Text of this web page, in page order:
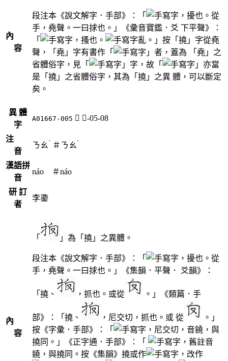
內
容
段注本《說文解字．手部》：「
，擾也。從
手，堯聲。一曰捄也。」《彙音寶鑑．爻 下平聲》：
「
，搔也。
亂。」按「撓」字從堯
聲，「堯」字有書作「
」者，蓋為 「堯」之
省體俗字，見「
」字，故「
」亦當
是「撓」之省體俗字，其為「撓」之異 體，可以斷定
矣。
異 體
字
A01667-005 𢪼 手-05-08
注
音
ㄋㄠ ˊ ＃ ㄋㄠ ˊ
漢語拼
音
náo ＃náo
研 訂
者
李鍌
內
容
「 」為「撓」之異體。
段注本《說文解字．手部》：「
，擾也。從
手，堯聲。一曰捄也。」《集韻．平聲． 爻韻》：
「撓、 ，抓也。或從 。」《類篇．手
部》：「撓、 ，尼交切，抓也。或 從
。」
按《字彙．手部》：「
，尼交切，音鐃，與
撓同。」《正字通．手部》：「
，舊註音
鐃，與撓同。按《集韻》撓或作
，改作